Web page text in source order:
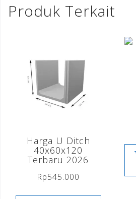
Produk Terkait
Harga U Ditch
40x60x120
Terbaru 2026
Rp545.000